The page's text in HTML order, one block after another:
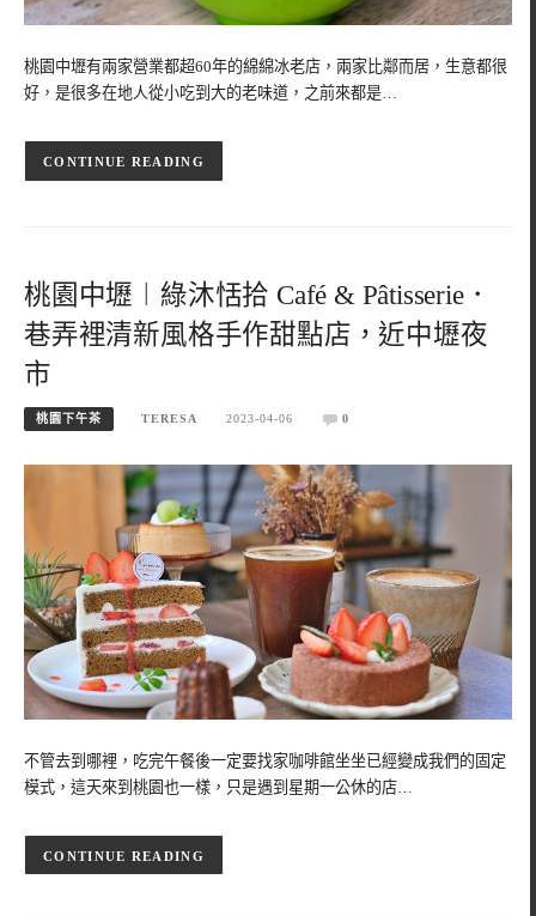
桃園中壢有兩家營業都超60年的綿綿冰老店，兩家比鄰而居，生意都很
好，是很多在地人從小吃到大的老味道，之前來都是…
CONTINUE READING
桃園中壢︱綠沐恬拾 Café & Pâtisserie．
巷弄裡清新風格手作甜點店，近中壢夜
市
桃園下午茶 TERESA 2023-04-06 0
不管去到哪裡，吃完午餐後一定要找家咖啡館坐坐已經變成我們的固定
模式，這天來到桃園也一樣，只是遇到星期一公休的店…
CONTINUE READING